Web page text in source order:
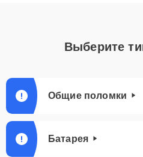
Выберите
Общие поломки
Батарея